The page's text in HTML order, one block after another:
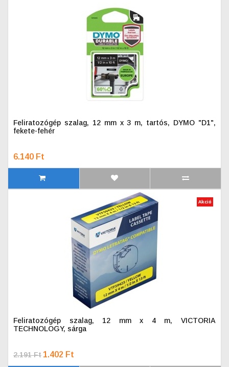
Feliratozógép szalag, 12 mm x 3 m, tartós, DYMO "D1",
fekete-fehér
6.140 Ft
Akció
Feliratozógép szalag, 12 mm x 4 m, VICTORIA
TECHNOLOGY, sárga
2.191 Ft 1.402 Ft